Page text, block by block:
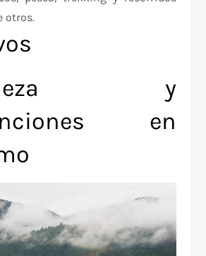
otros.
y
en